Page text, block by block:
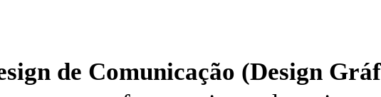
de Comunicação (Design